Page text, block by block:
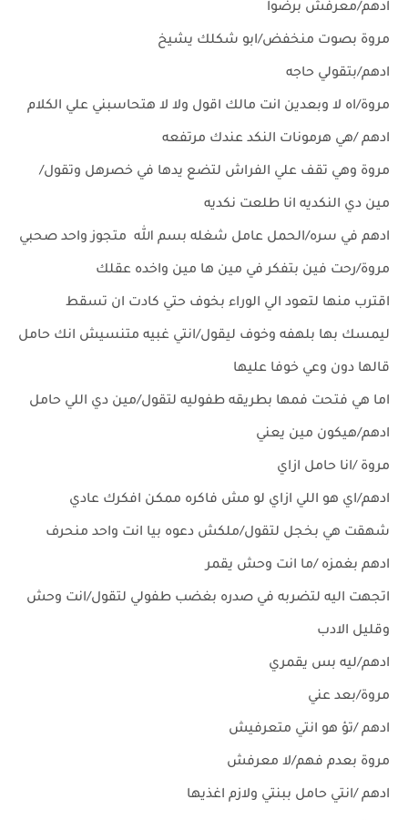
ادهم/معرفش برضوا
مروة بصوت منخفض/ابو شكلك يشيخ
ادهم/بتقولي حاجه
مروة/اه لا وبعدين انت مالك اقول ولا لا هتحاسبني علي الكلام
ادهم /هي هرمونات النكد عندك مرتفعه
مروة وهي تقف علي الفراش لتضع يدها في خصرهل وتقول/
مين دي النكديه انا طلعت نكديه
ادهم في سره/الحمل عامل شغله بسم الله متجوز واحد صحبي
مروة/رحت فين بتفكر في مين ها مين واخده عقلك
اقترب منها لتعود الي الوراء بخوف حتي كادت ان تسقط
ليمسك بها بلهفه وخوف ليقول/انتي غبيه متنسيش انك حامل
قالها دون وعي خوفا عليها
اما هي فتحت فمها بطريقه طفوليه لتقول/مين دي اللي حامل
ادهم/هيكون مين يعني
مروة /انا حامل ازاي
ادهم/اي هو اللي ازاي لو مش فاكره ممكن افكرك عادي
شهقت هي بخجل لتقول/ملكش دعوه بيا انت واحد منحرف
ادهم بغمزه /ما انت وحش يقمر
اتجهت اليه لتضربه في صدره بغضب طفولي لتقول/انت وحش
وقليل الادب
ادهم/ليه بس يقمري
مروة/بعد عني
ادهم /تؤ هو انتي متعرفيش
مروة بعدم فهم/لا معرفش
ادهم /انتي حامل ببنتي ولازم اغذيها